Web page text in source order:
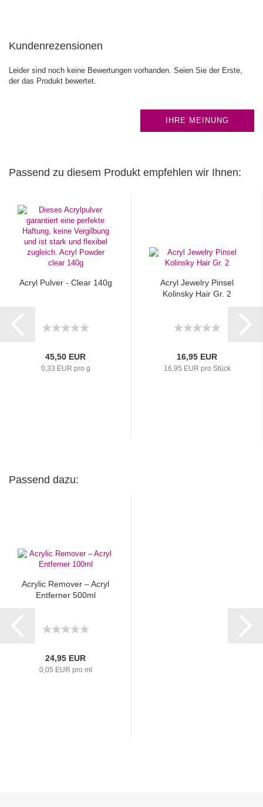
Kundenrezensionen
Leider sind noch keine Bewertungen vorhanden. Seien Sie der Erste,
der das Produkt bewertet.
IHRE MEINUNG
Passend zu diesem Produkt empfehlen wir Ihnen:
Acryl Pulver - Clear 140g
45,50 EUR
0,33 EUR pro g
Acryl Jewelry Pinsel
Kolinsky Hair Gr. 2
16,95 EUR
16,95 EUR pro Stück
Passend dazu:
Acrylic Remover – Acryl
Entferner 500ml
24,95 EUR
0,05 EUR pro ml